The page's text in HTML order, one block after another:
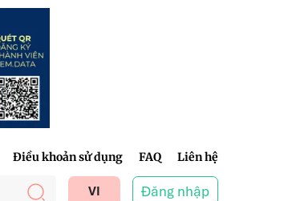
Điều khoản sử dụng FAQ Liên hệ
VI Đăng nhập